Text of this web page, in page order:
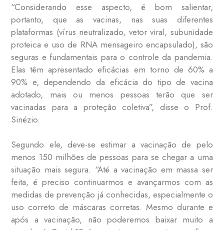
“Considerando esse aspecto, é bom salientar,
portanto, que as vacinas, nas suas diferentes
plataformas (vírus neutralizado, vetor viral, subunidade
proteica e uso de RNA mensageiro encapsulado), são
seguras e fundamentais para o controle da pandemia.
Elas têm apresentado eficácias em torno de 60% a
90% e, dependendo da eficácia do tipo de vacina
adotado, mais ou menos pessoas terão que ser
vacinadas para a proteção coletiva”, disse o Prof.
Sinézio.
Segundo ele, deve-se estimar a vacinação de pelo
menos 150 milhões de pessoas para se chegar a uma
situação mais segura. “Até a vacinação em massa ser
feita, é preciso continuarmos e avançarmos com as
medidas de prevenção já conhecidas, especialmente o
uso correto de máscaras corretas. Mesmo durante e
após a vacinação, não poderemos baixar muito a